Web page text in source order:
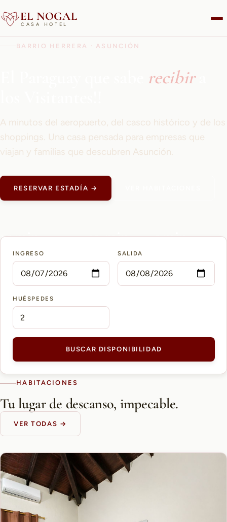
EL NOGAL
CASA HOTEL
BARRIO HERRERA · ASUNCIÓN
recibira
A minutos del aeropuerto, del casco histórico y de los
shoppings. Una casa pensada para empresas que
viajan y familias que descubren Asunción.
RESERVAR ESTADÍA →
15 min
AEROPUERTO PETTIROSSI
10 min
CASCO HISTÓRICO
5 min
INGRESO SALIDA
HUÉSPEDES
BUSCAR DISPONIBILIDAD
HABITACIONES
Tu lugar de descanso, impecable.
VER TODAS →